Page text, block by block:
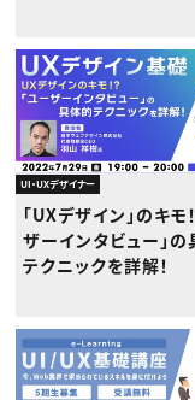
UI・UXデザイナー
「UXデザイン」のキモ
ザーインタビュー」
テクニックを詳解！